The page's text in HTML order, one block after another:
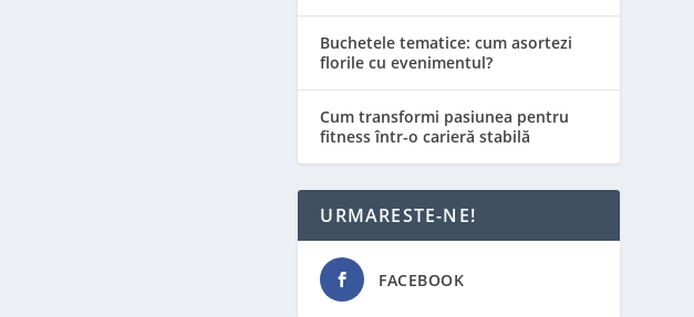
Buchetele tematice: cum asortezi
florile cu evenimentul?
Cum transformi pasiunea pentru
fitness într-o carieră stabilă
URMARESTE-NE!
FACEBOOK